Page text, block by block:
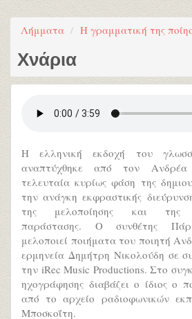
Λήμματα Η γραμματική της
Χνάρια
Η ελληνική εκδοχή του
αναπτύχθηκε από τον
τελευταία κυρίως φάση της
την ανάγκη εκφραστικής
της μελοποίησης και της
παράστασης. O συνθέτης
μελοποιεί ποιήματα του ποιητή
ερμηνεία Δημήτρη Νικολούδη σε
την iRec Music Productions. Στο
ηχογράφησης διαβάζει ο ίδιος ο
από το αρχείο ραδιοφωνικών
Μποσκοΐτη.